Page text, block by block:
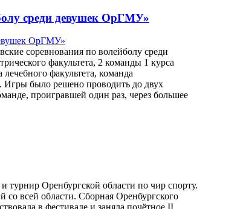
среди девушек ОрГМУ»
соревнования по волейболу среди
факультета, 2 команды 1 курса
лечебного факультета, команда
Игры было решено проводить до двух
проигравшей один раз, через большее
Оренбургской области по чир спорту.
со всей области. Сборная Оренбургского
в фестивале и заняла почётное II